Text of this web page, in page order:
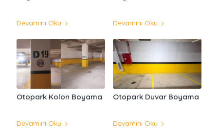
Devamını Oku Devamını Oku
Otopark Kolon Boyama
Devamını Oku
Otopark Duvar Boyama
Devamını Oku